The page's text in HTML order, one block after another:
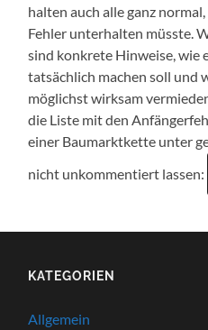
halten auch alle ganz
Fehler unterhalten müsste.
sind konkrete Hinweise, wie
tatsächlich machen soll und
möglichst wirksam
die Liste mit den
einer Baumarktkette unter
nicht unkommentiert lassen:
KATEGORIEN
Allgemein